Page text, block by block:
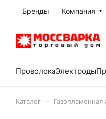
Бренды Компания
ПроволокаЭлектроды
Каталог Газопламенная